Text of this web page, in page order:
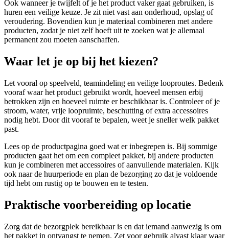
Ook wanneer je twijfelt of je het product vaker gaat gebruiken, is
huren een veilige keuze. Je zit niet vast aan onderhoud, opslag of
veroudering. Bovendien kun je materiaal combineren met andere
producten, zodat je niet zelf hoeft uit te zoeken wat je allemaal
permanent zou moeten aanschaffen.
Waar let je op bij het kiezen?
Let vooral op speelveld, teamindeling en veilige looproutes. Bedenk
vooraf waar het product gebruikt wordt, hoeveel mensen erbij
betrokken zijn en hoeveel ruimte er beschikbaar is. Controleer of je
stroom, water, vrije loopruimte, beschutting of extra accessoires
nodig hebt. Door dit vooraf te bepalen, weet je sneller welk pakket
past.
Lees op de productpagina goed wat er inbegrepen is. Bij sommige
producten gaat het om een compleet pakket, bij andere producten
kun je combineren met accessoires of aanvullende materialen. Kijk
ook naar de huurperiode en plan de bezorging zo dat je voldoende
tijd hebt om rustig op te bouwen en te testen.
Praktische voorbereiding op locatie
Zorg dat de bezorgplek bereikbaar is en dat iemand aanwezig is om
het pakket in ontvangst te nemen. Zet voor gebruik alvast klaar waar